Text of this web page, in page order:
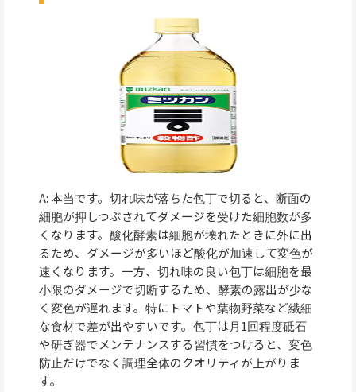
A: 本当です。切れ味が落ちた包丁で切ると、断面の
細胞が押しつぶされてダメージを受けた細胞数が多
くなります。酸化酵素は細胞が壊れたときに外に出
るため、ダメージが多いほど酸化が加速して変色が
速くなります。一方、切れ味の良い包丁は細胞を最
小限のダメージで切断するため、酵素の露出が少な
く変色が遅れます。特にトマトや葉物野菜など繊細
な食材で差が出やすいです。包丁は月1回程度砥石
や研ぎ器でメンテナンスする習慣をつけると、変色
防止だけでなく調理全体のクオリティが上がりま
す。